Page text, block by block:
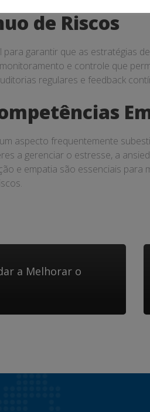
de Riscos
garantir que as estratégias
e controle que
regulares e feedback
aspecto frequentemente
a gerenciar o estresse, a
e empatia são essenciais
a Melhorar o